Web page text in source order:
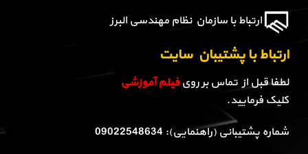
ارتباط با سازمان نظام مهندسی البرز
ارتباط با پشتیبان سایت
لطفا قبل از تماس بر رویفیلم آموزشی
کلیک فرمایید.
شماره پشتیبانی (راهنمایی): 09022548634